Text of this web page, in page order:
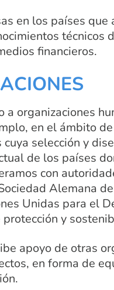
en los países
técnicos
financieros.
a organizaciones
en el ámbito
selección y
de los países
con
Alemana
Unidas para el
y
apoyo de otras
en forma de